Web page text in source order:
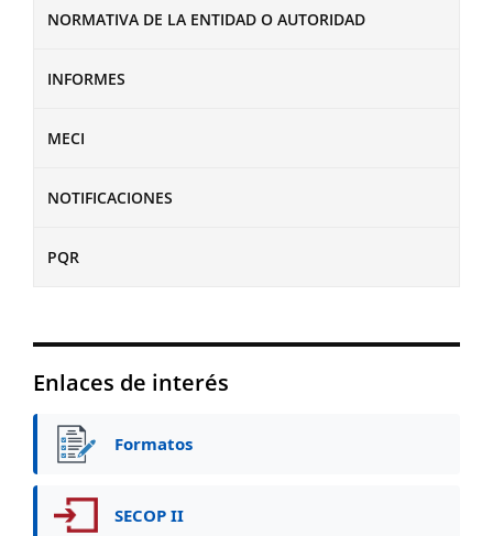
NORMATIVA DE LA ENTIDAD O AUTORIDAD
INFORMES
MECI
NOTIFICACIONES
PQR
Enlaces de interés
Formatos
SECOP II